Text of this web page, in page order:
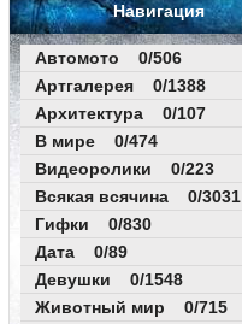
Навигация
Автомото 0/506
Артгалерея 0/1388
Архитектура 0/107
В мире 0/474
Видеоролики 0/223
Всякая всячина 0/3031
Гифки 0/830
Дата 0/89
Девушки 0/1548
Животный мир 0/715